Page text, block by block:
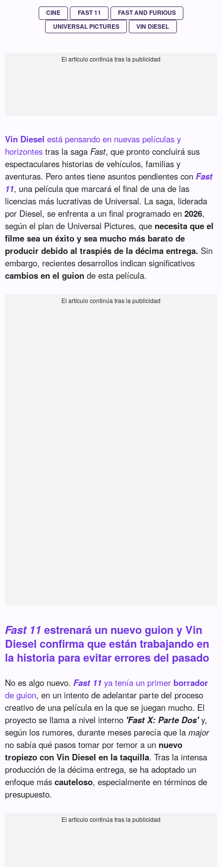
CINE FAST 11
FAST AND FURIOUS
UNIVERSAL PICTURES
VIN DIESEL
Vin Diesel está pensando en nuevas películas y
horizontes tras la sagaFast, que pronto concluirá sus
espectaculares historias de vehículos, familias y
aventuras. Pero antes tiene asuntos pendientes conFast
11, una película que marcará el final de una de las
licencias más lucrativas de Universal. La saga, liderada
por Diesel, se enfrenta a un final programado en2026,
según el plan de Universal Pictures, que necesita que el
filme sea un éxito y sea mucho más barato de
producir debido al traspiés de la décima entrega. Sin
embargo, recientes desarrollos indican significativos
cambios en el guion de esta película.
Fast 11 estrenará un nuevo guion y Vin
Diesel confirma que están trabajando en
la historia para evitar errores del pasado
No es algo nuevo.Fast 11 ya tenía un primer borrador
de guion, en un intento de adelantar parte del proceso
creativo de una película en la que se juegan mucho. El
proyecto se llama a nivel interno 'Fast X: Parte Dos'y,
según los rumores, durante meses parecía que lamajor
no sabía qué pasos tomar por temor a un nuevo
tropiezo con Vin Diesel en la taquilla. Tras la intensa
producción de la décima entrega, se ha adoptado un
enfoque máscauteloso, especialmente en términos de
presupuesto.